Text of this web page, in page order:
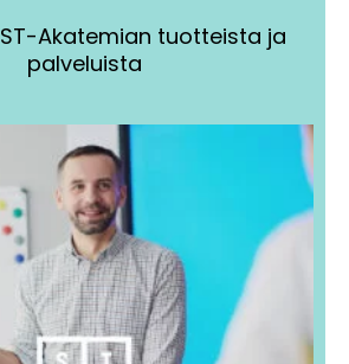
Akatemian tuotteista ja
palveluista
useampi
muunnelma.
Voit
tehdä
useampi
muunnelma.
Voit
tehdä